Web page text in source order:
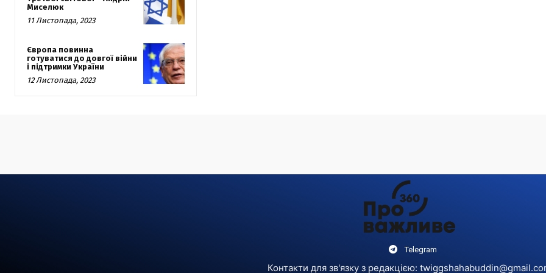
Миселюк
11 Листопада, 2023
Європа повинна
готуватися до довгої війни
і підтримки України
12 Листопада, 2023
Telegram
Контакти для зв'язку з редакцією: